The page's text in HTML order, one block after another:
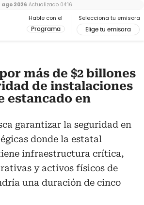
Hable con el
Programa
Selecciona tu emisora
Elige tu emisora
ago 2026 Actualizado 04:16
más de $2 billones
de instalaciones
estancado en
garantizar la seguridad en
donde la estatal
infraestructura crítica,
y activos físicos de
una duración de cinco